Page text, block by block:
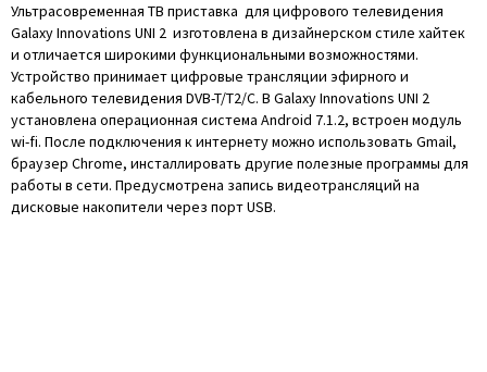
Ультрасовременная ТВ приставка для цифрового телевидения
Galaxy Innovations UNI 2 изготовлена в дизайнерском стиле хайтек
и отличается широкими функциональными возможностями.
Устройство принимает цифровые трансляции эфирного и
кабельного телевидения DVB-T/T2/C. В Galaxy Innovations UNI 2
установлена операционная система Android 7.1.2, встроен модуль
wi-fi. После подключения к интернету можно использовать Gmail,
браузер Chrome, инсталлировать другие полезные программы для
работы в сети. Предусмотрена запись видеотрансляций на
дисковые накопители через порт USB.